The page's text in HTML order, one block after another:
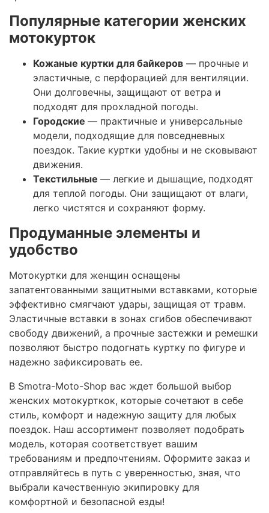
Популярные категории женских
мотокурток
Кожаные куртки для байкеров — прочные и
эластичные, с перфорацией для вентиляции.
Они долговечны, защищают от ветра и
подходят для прохладной погоды.
Городские — практичные и универсальные
модели, подходящие для повседневных
поездок. Такие куртки удобны и не сковывают
движения.
Текстильные — легкие и дышащие, подходят
для теплой погоды. Они защищают от влаги,
легко чистятся и сохраняют форму.
Продуманные элементы и
удобство
Мотокуртки для женщин оснащены
запатентованными защитными вставками, которые
эффективно смягчают удары, защищая от травм.
Эластичные вставки в зонах сгибов обеспечивают
свободу движений, а прочные застежки и ремешки
позволяют быстро подогнать куртку по фигуре и
надежно зафиксировать ее.
В Smotra-Moto-Shop вас ждет большой выбор
женских мотокурткок, которые сочетают в себе
стиль, комфорт и надежную защиту для любых
поездок. Наш ассортимент позволяет подобрать
модель, которая соответствует вашим
требованиям и предпочтениям. Оформите заказ и
отправляйтесь в путь с уверенностью, зная, что
выбрали качественную экипировку для
комфортной и безопасной езды!